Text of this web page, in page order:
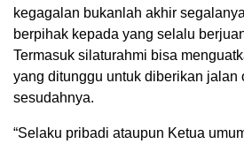
kegagalan bukanlah akhir
berpihak kepada yang selalu
Termasuk silaturahmi bisa
yang ditunggu untuk diberikan jalan
sesudahnya.
“Selaku pribadi ataupun Ketua